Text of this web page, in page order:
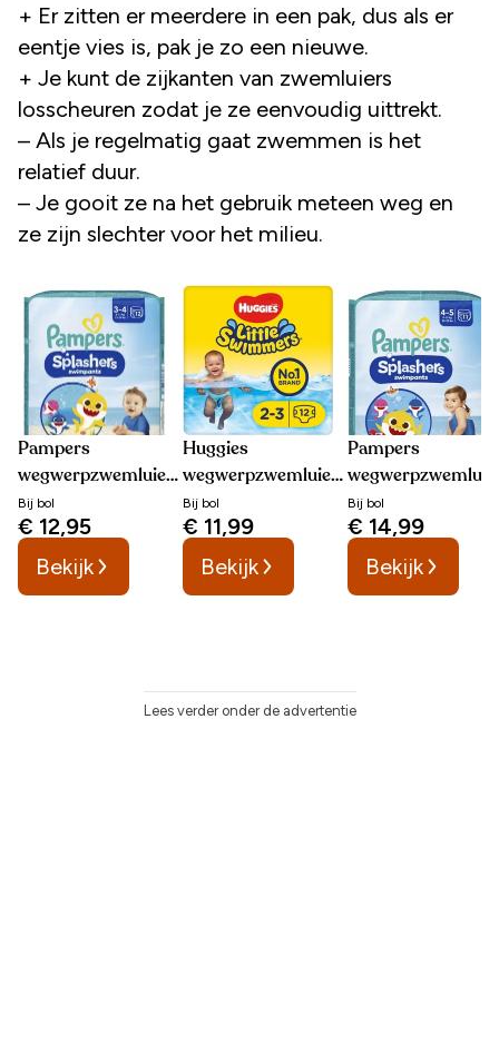
+ Er zitten er meerdere in een pak, dus als er
eentje vies is, pak je zo een nieuwe.
+ Je kunt de zijkanten van zwemluiers
losscheuren zodat je ze eenvoudig uittrekt.
– Als je regelmatig gaat zwemmen is het
relatief duur.
– Je gooit ze na het gebruik meteen weg en
ze zijn slechter voor het milieu.
Pampers
wegwerpzwemluiers
maat 3-4
Bij bol
€ 12,95
Bekijk
Huggies
wegwerpzwemluiers
maat 2-3
Bij bol
€ 11,99
Bekijk
Pampers
maat 4-5
Bij bol
€ 14,99
Bekijk
Lees verder onder de advertentie